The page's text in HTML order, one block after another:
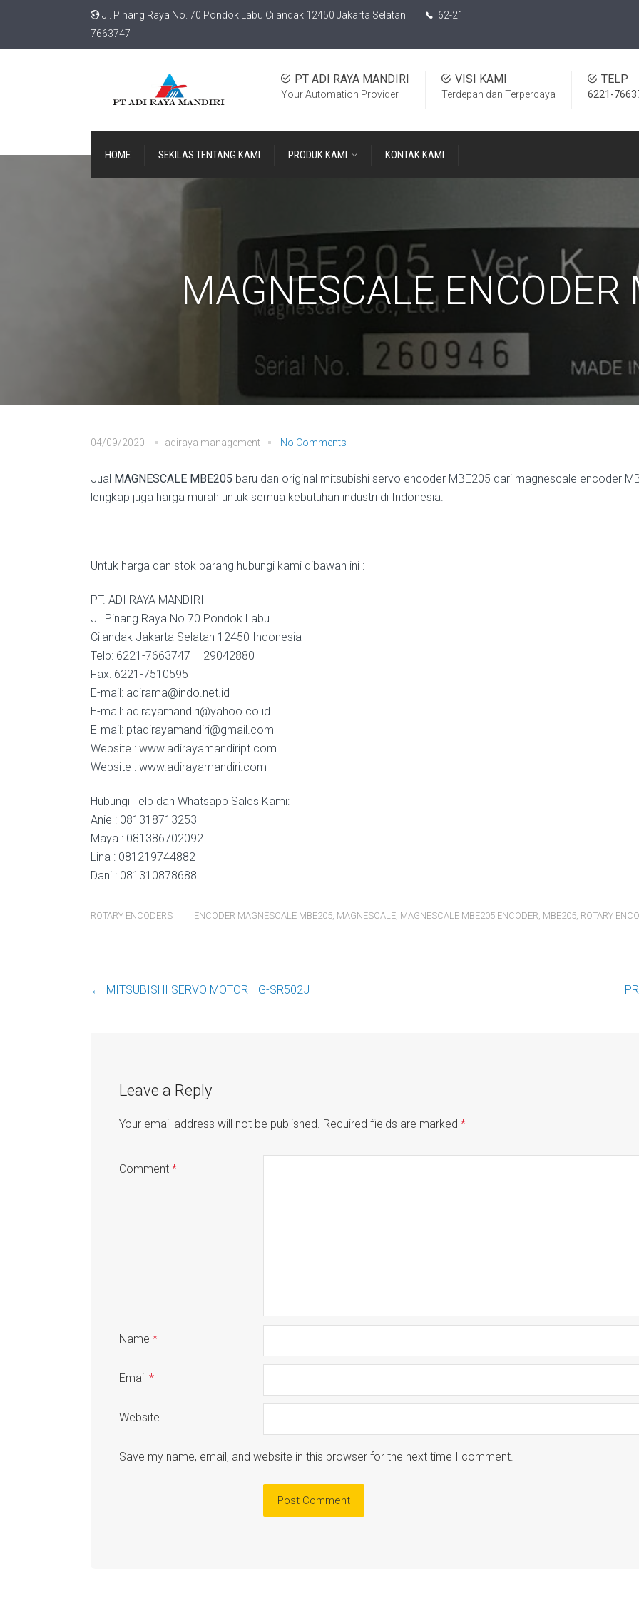
Jl. Pinang Raya No. 70 Pondok Labu Cilandak 12450 Jakarta Selatan
62-21
7663747
TELP
6221-
VISI KAMI
Terdepan dan Terpercaya
PT ADI RAYA MANDIRI
Your Automation Provider
HOME SEKILAS TENTANG KAMI PRODUK KAMI KONTAK KAMI
MAGNESCALE
04/09/2020 adiraya management No Comments
Jual MAGNESCALE MBE205 baru dan original mitsubishi servo encoder MBE205 dari magnescale encoder
lengkap juga harga murah untuk semua kebutuhan industri di Indonesia.
Untuk harga dan stok barang hubungi kami dibawah ini :
PT. ADI RAYA MANDIRI
Jl. Pinang Raya No.70 Pondok Labu
Cilandak Jakarta Selatan 12450 Indonesia
Telp: 6221-7663747 – 29042880
Fax: 6221-7510595
E-mail: adirama@indo.net.id
E-mail: adirayamandiri@yahoo.co.id
E-mail: ptadirayamandiri@gmail.com
Website : www.adirayamandiript.com
Website : www.adirayamandiri.com
Hubungi Telp dan Whatsapp Sales Kami:
Anie : 081318713253
Maya : 081386702092
Lina : 081219744882
Dani : 081310878688
ROTARY ENCODERS ENCODER MAGNESCALE MBE205, MAGNESCALE, MAGNESCALE MBE205 ENCODER, MBE205, ROTARY
Post
← MITSUBISHI SERVO MOTOR HG-SR502J
Leave a Reply
Your email address will not be published. Required fields are marked *
Comment *
Name *
Email *
Website
Save my name, email, and website in this browser for the next time I comment.